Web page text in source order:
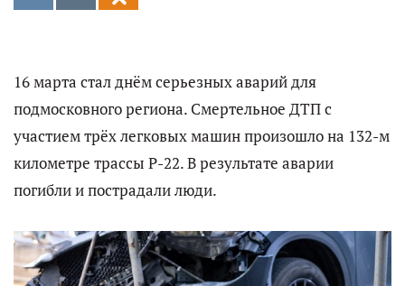
16 марта стал днём серьезных аварий для
подмосковного региона. Смертельное ДТП с
участием трёх легковых машин произошло на 132-м
километре трассы Р-22. В результате аварии
погибли и пострадали люди.